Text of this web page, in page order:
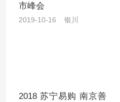
市峰会
2019-10-16 银川
2018 苏宁易购 南京善